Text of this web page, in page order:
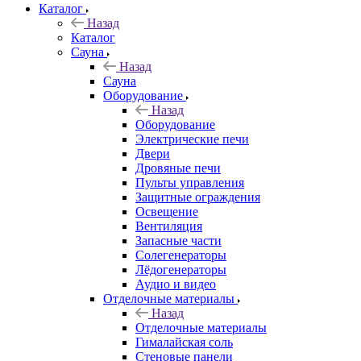
Каталог
Назад
Каталог
Сауна
Назад
Сауна
Оборудование
Назад
Оборудование
Электрические печи
Двери
Дровяные печи
Пульты управления
Защитные ограждения
Освещение
Вентиляция
Запасные части
Солегенераторы
Лёдогенераторы
Аудио и видео
Отделочные материалы
Назад
Отделочные материалы
Гималайская соль
Стеновые панели